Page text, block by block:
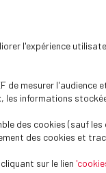
l'expérience
de mesurer
les informations
des cookies (sauf
des cookies et
sur le lien